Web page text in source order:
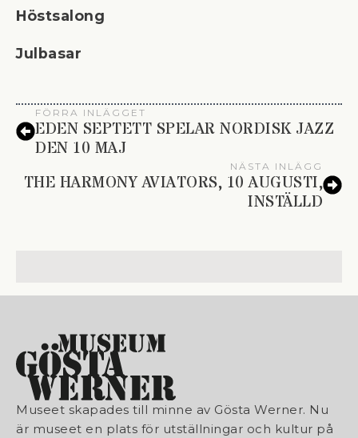
Höstsalong
Julbasar
FÖRRA INLÄGGET
EDEN SEPTETT SPELAR NORDISK JAZZ
DEN 10 MAJ
NÄSTA INLÄGG
THE HARMONY AVIATORS, 10 AUGUSTI,
INSTÄLLD
Museet skapades till minne av Gösta Werner. Nu
är museet en plats för utställningar och kultur på